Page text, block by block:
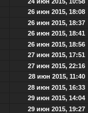
26 июн 2015, 18:08
26 июн 2015, 18:37
26 июн 2015, 18:41
26 июн 2015, 18:56
27 июн 2015, 17:51
27 июн 2015, 22:16
28 июн 2015, 11:40
28 июн 2015, 16:33
29 июн 2015, 14:04
29 июн 2015, 19:27